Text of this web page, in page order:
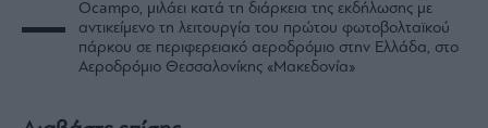
Ocampo, μιλάει κατά τη διάρκεια της εκδήλωσης με
αντικείμενο τη λειτουργία του πρώτου φωτοβολταϊκού
πάρκου σε περιφερειακό αεροδρόμιο στην Ελλάδα, στο
Αεροδρόμιο Θεσσαλονίκης «Μακεδονία»